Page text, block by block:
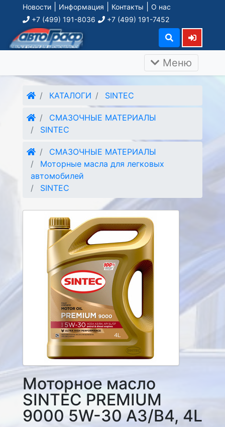
Новости Информация Контакты
О нас
+7 (499) 191-8036
+7 (499) 191-7452
Меню
КАТАЛОГИ SINTEC
СМАЗОЧНЫЕ МАТЕРИАЛЫ
SINTEC
СМАЗОЧНЫЕ МАТЕРИАЛЫ
Моторные масла для легковых
автомобилей
SINTEC
Моторное масло
SINTEC PREMIUM
9000 5W-30 A3/B4, 4L